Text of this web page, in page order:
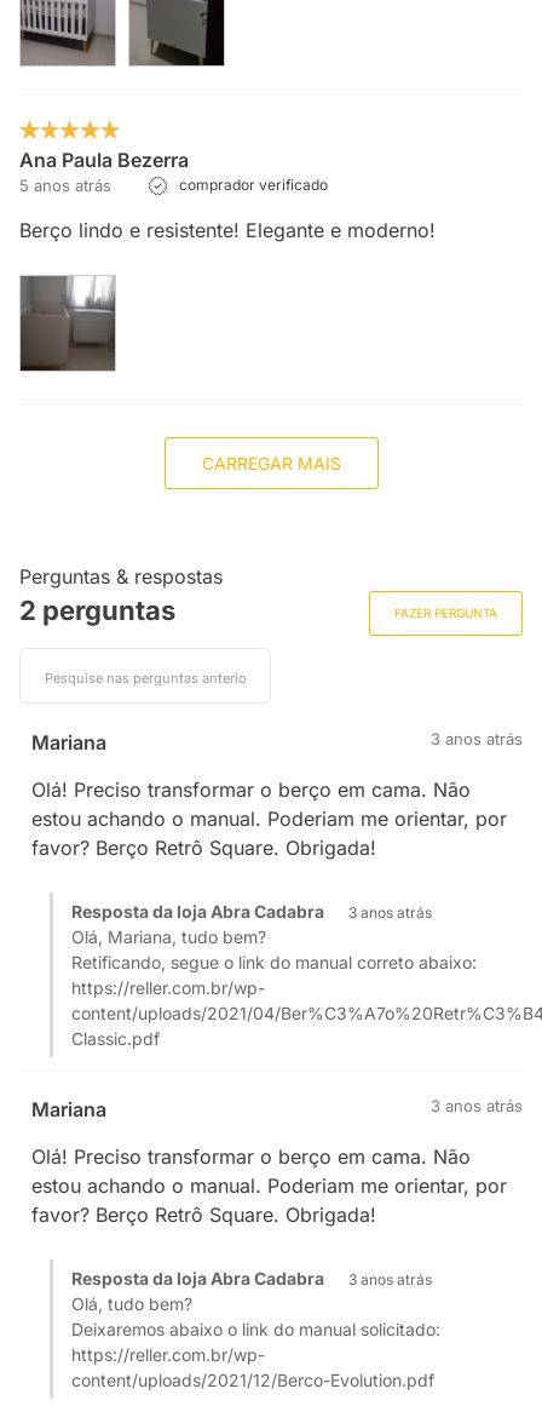
Ana Paula Bezerra
5 anos atrás comprador verificado
Berço lindo e resistente! Elegante e moderno!
CARREGAR MAIS
Perguntas & respostas
2 perguntas FAZER PERGUNTA
Mariana 3 anos atrás
Olá! Preciso transformar o berço em cama. Não
estou achando o manual. Poderiam me orientar, por
favor? Berço Retrô Square. Obrigada!
Resposta da loja Abra Cadabra 3 anos atrás
Olá, Mariana, tudo bem?
Retificando, segue o link do manual correto abaixo:
https://reller.com.br/wp-
content/uploads/2021/04/
Classic.pdf
Mariana 3 anos atrás
Olá! Preciso transformar o berço em cama. Não
estou achando o manual. Poderiam me orientar, por
favor? Berço Retrô Square. Obrigada!
Resposta da loja Abra Cadabra 3 anos atrás
Olá, tudo bem?
Deixaremos abaixo o link do manual solicitado:
https://reller.com.br/wp-
content/uploads/2021/12/Berco-Evolution.pdf